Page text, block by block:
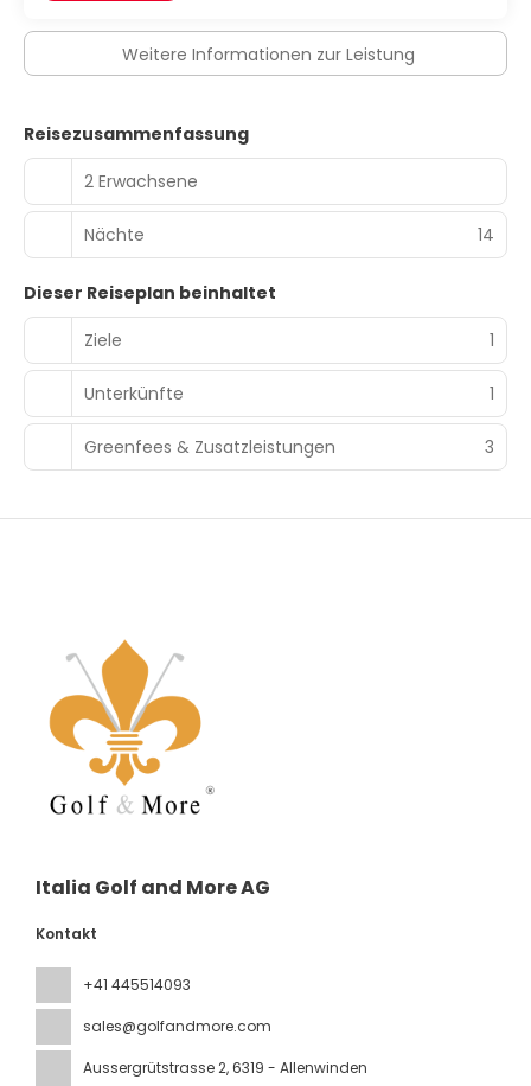
Weitere Informationen zur Leistung
Reisezusammenfassung
2 Erwachsene
Nächte 14
Dieser Reiseplan beinhaltet
Ziele
1
Unterkünfte 1
Greenfees & Zusatzleistungen 3
Italia Golf and More AG
Kontakt
+41 445514093
sales@golfandmore.com
Aussergrütstrasse 2, 6319 - Allenwinden